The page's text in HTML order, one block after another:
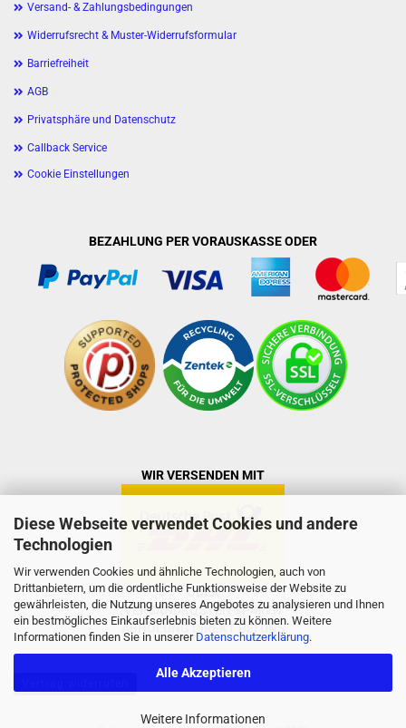
Diese Webseite verwendet Cookies und andere
Technologien
Wir verwenden Cookies und ähnliche Technologien, auch von
Drittanbietern, um die ordentliche Funktionsweise der Website zu
gewährleisten, die Nutzung unseres Angebotes zu analysieren und Ihnen
ein bestmögliches Einkaufserlebnis bieten zu können. Weitere
Informationen finden Sie in unserer Datenschutzerklärung.
Alle Akzeptieren
Weitere Informationen
Versand- & Zahlungsbedingungen
Widerrufsrecht & Muster-Widerrufsformular
Barriefreiheit
AGB
Privatsphäre und Datenschutz
Callback Service
Cookie Einstellungen
BEZAHLUNG PER VORAUSKASSE ODER
WIR VERSENDEN MIT
ODER
VERSANDKOSTEN SPAREN
ABHOLUNG DIREKT BEI UNS